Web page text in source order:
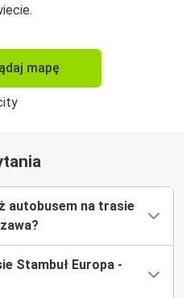
mapę
autobusem na trasie
Stambuł Europa -